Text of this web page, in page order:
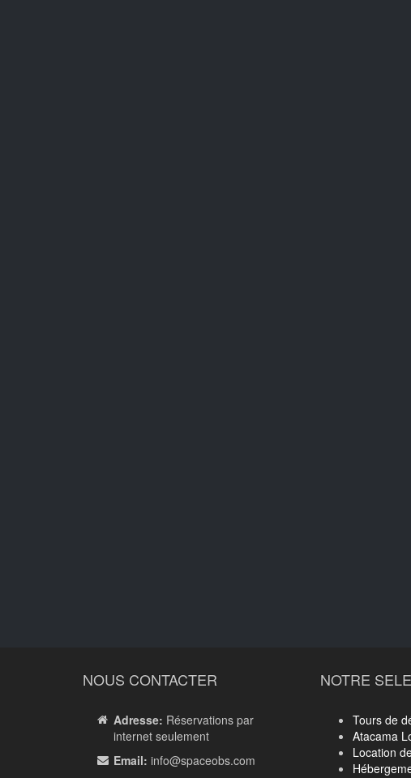
NOUS CONTACTER
Adresse: Réservations par
internet seulement
Email: info@spaceobs.com
NOTRE
Tours de
Atacama
Location